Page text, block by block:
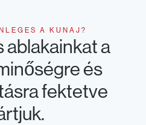
A KUNAJ?
ablakainkat a
és
fektetve